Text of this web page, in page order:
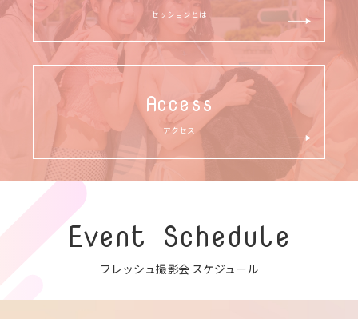
セッションとは
Access
アクセス
Event Schedule
フレッシュ撮影会 スケジュール